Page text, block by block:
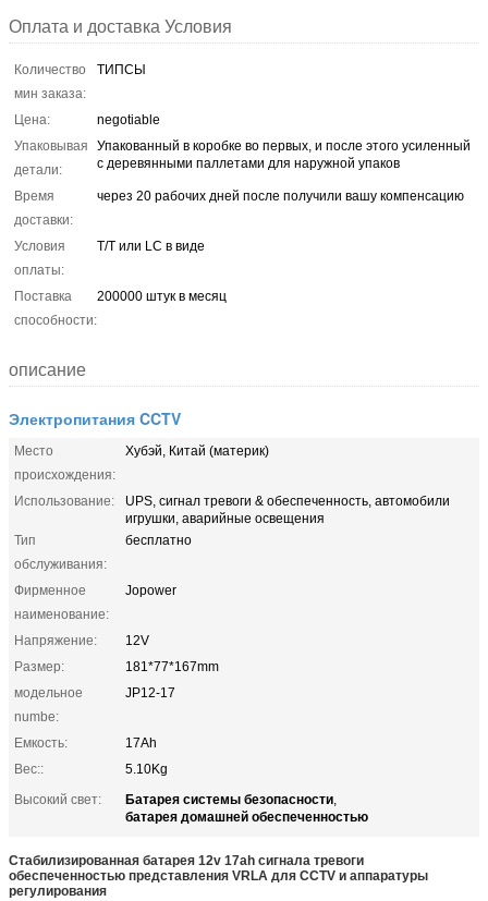
Оплата и доставка Условия
Количество
мин заказа:
ТИПСЫ
Цена:
negotiable
Упаковывая
детали:
Упакованный в коробке во первых, и после этого усиленный
с деревянными паллетами для наружной упаков
Время
доставки:
через 20 рабочих дней после получили вашу компенсацию
Условия
оплаты:
T/T или LC в виде
Поставка
способности:
200000 штук в месяц
описание
Электропитания CCTV
Место
происхождения:
Хубэй, Китай (материк)
Использование:
UPS, сигнал тревоги & обеспеченность, автомобили
игрушки, аварийные освещения
Тип
обслуживания:
бесплатно
Фирменное
наименование:
Jopower
Напряжение:
12V
Размер:
181*77*167mm
модельное
numbe:
JP12-17
Емкость:
17Ah
Вес::
5.10Kg
Высокий свет:
Батарея системы безопасности,
батарея домашней обеспеченностью
Стабилизированная батарея 12v 17ah сигнала тревоги
обеспеченностью представления VRLA для CCTV и аппаратуры
регулирования